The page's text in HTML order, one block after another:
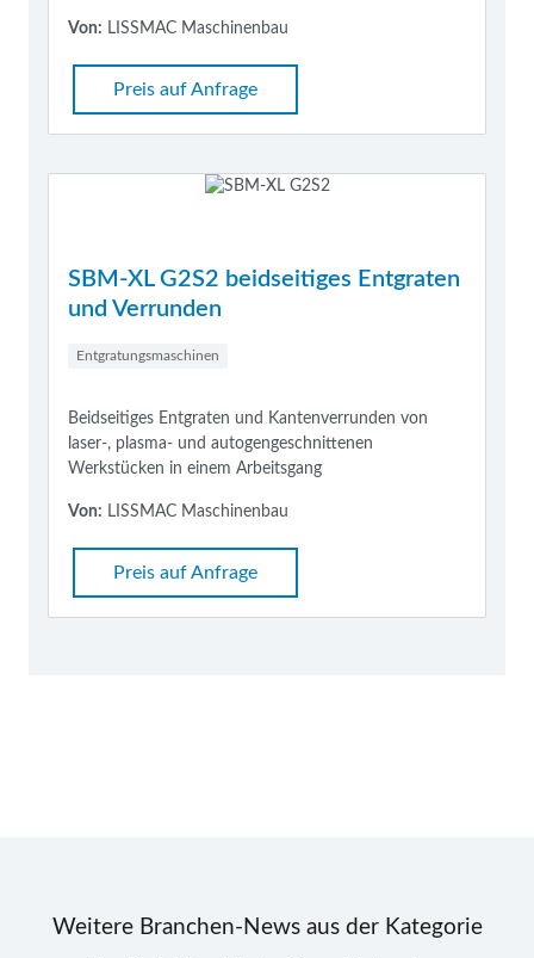
Von: LISSMAC Maschinenbau
Preis auf Anfrage
SBM-XL G2S2 beidseitiges Entgraten
und Verrunden
Entgratungsmaschinen
Beidseitiges Entgraten und Kantenverrunden von
laser-, plasma- und autogengeschnittenen
Werkstücken in einem Arbeitsgang
Von: LISSMAC Maschinenbau
Preis auf Anfrage
Weitere Branchen-News aus der Kategorie